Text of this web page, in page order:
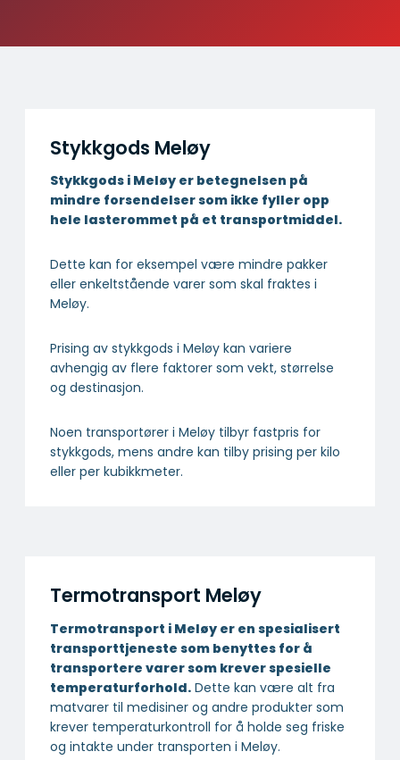
Stykkgods Meløy
Stykkgods i Meløy er betegnelsen på
mindre forsendelser som ikke fyller opp
hele lasterommet på et transportmiddel.
Dette kan for eksempel være mindre pakker
eller enkeltstående varer som skal fraktes i
Meløy.
Prising av stykkgods i Meløy kan variere
avhengig av flere faktorer som vekt, størrelse
og destinasjon.
Noen transportører i Meløy tilbyr fastpris for
stykkgods, mens andre kan tilby prising per kilo
eller per kubikkmeter.
Termotransport Meløy
Termotransport i Meløy er en spesialisert
transport­tjeneste som benyttes for å
transportere varer som krever spesielle
temperatur­forhold. Dette kan være alt fra
matvarer til medisiner og andre produkter som
krever temperaturkontroll for å holde seg friske
og intakte under transporten i Meløy.